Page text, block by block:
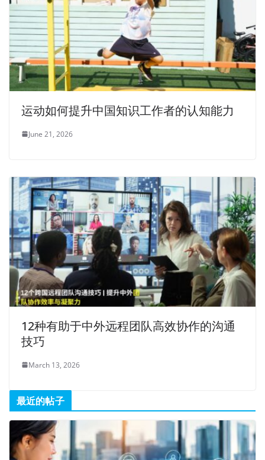
运动如何提升中国知识工作者的认知能力
June 21, 2026
12种有助于中外远程团队高效协作的沟通
技巧
March 13, 2026
最近的帖子